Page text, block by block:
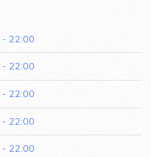
- 22:00
- 22:00
- 22:00
- 22:00
- 22:00